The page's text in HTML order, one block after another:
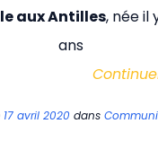
aux Antilles, née il
ans
17 avril 2020 dans